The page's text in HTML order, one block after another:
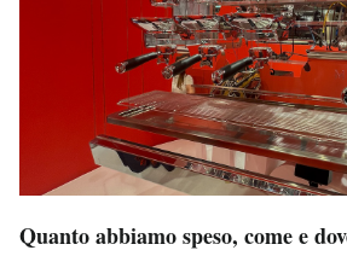
Quanto abbiamo speso, come e